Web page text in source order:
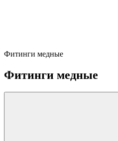
Фитинги медные
Фитинги медные